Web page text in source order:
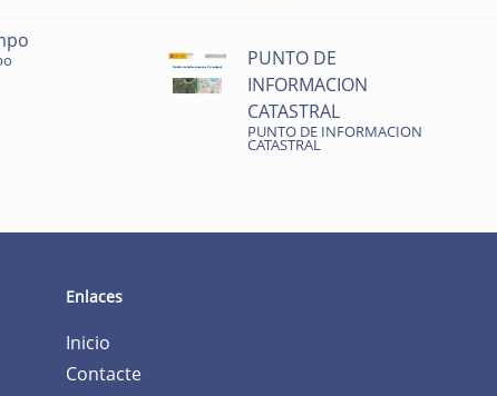
PUNTO DE
INFORMACION
CATASTRAL
PUNTO DE INFORMACION
CATASTRAL
Enlaces
Inicio
Contacte